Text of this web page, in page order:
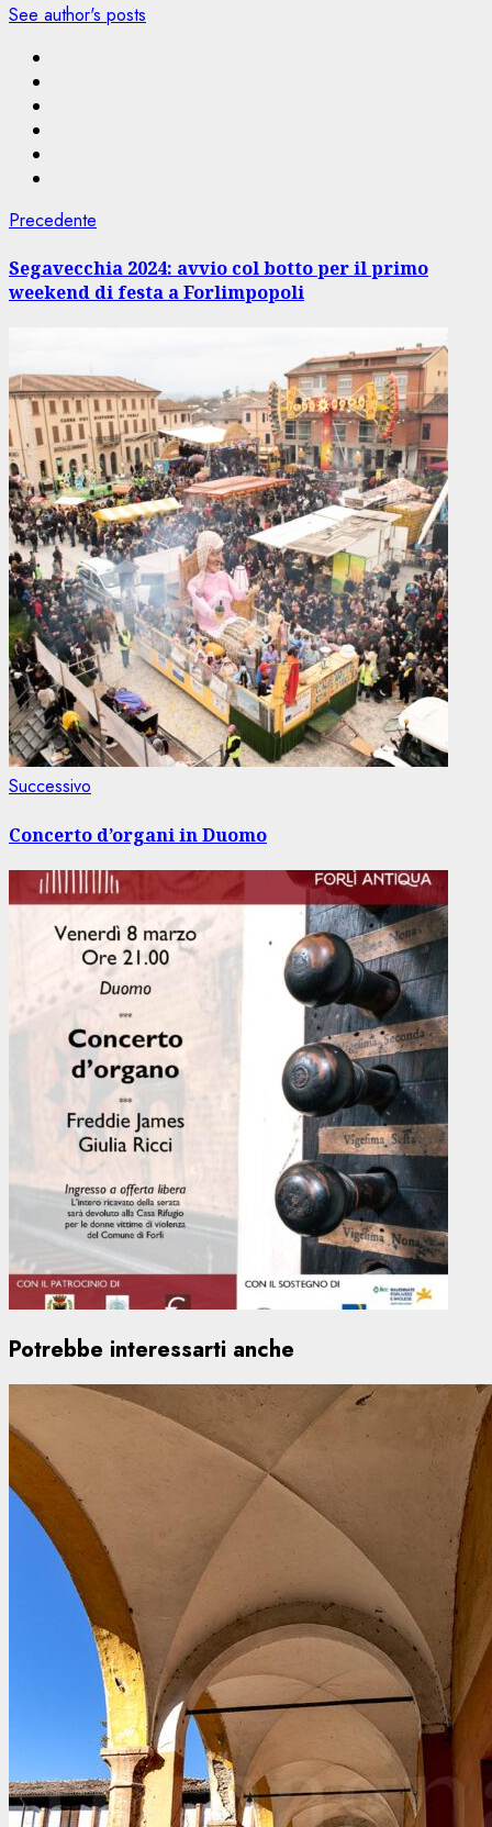
See author's posts
Navigazione
articolo
Precedente
Segavecchia 2024: avvio col botto per il primo
weekend di festa a Forlimpopoli
Successivo
Concerto d’organi in Duomo
Potrebbe interessarti anche